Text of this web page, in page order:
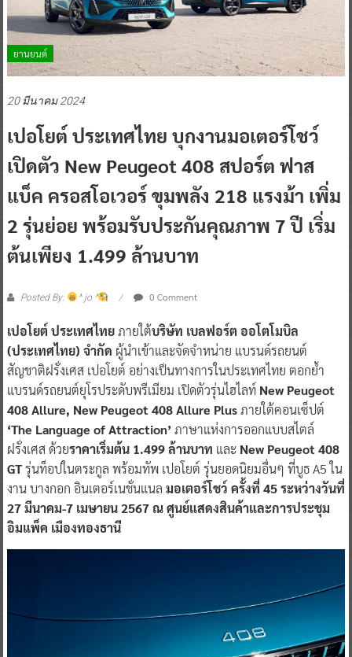
ยานยนต์
20 มีนาคม 2024
เปอโยต์ ประเทศไทย บุกงานมอเตอร์โชว์
เปิดตัว New Peugeot 408 สปอร์ต ฟาส
แบ็ค ครอสโอเวอร์ ขุมพลัง 218 แรงม้า เพิ่ม
2 รุ่นย่อย พร้อมรับประกันคุณภาพ 7 ปี เริ่ม
ต้นเพียง 1.499 ล้านบาท
Posted By: ^ jo ^ 0 Comment
เปอโยต์ ประเทศไทยภายใต้บริษัท เบลฟอร์ต ออโตโมบิล
(ประเทศไทย) จำกัด ผู้นำเข้าและจัดจำหน่าย แบรนด์รถยนต์
สัญชาติฝรั่งเศส เปอโยต์ อย่างเป็นทางการในประเทศไทย ตอกย้ำ
แบรนด์รถยนต์ยุโรประดับพรีเมียม เปิดตัวรุ่นไฮไลท์ New Peugeot
408 Allure, New Peugeot 408 Allure Plusภายใต้คอนเซ็ปต์
‘The Language of Attraction’ ภาษาแห่งการออกแบบสไตล์
ฝรั่งเศส ด้วยราคาเริ่มต้น 1.499 ล้านบาท และ New Peugeot 408
GTรุ่นท็อปในตระกูล พร้อมทัพ เปอโยต์ รุ่นยอดนิยมอื่นๆ ที่บูธ A5 ใน
งาน บางกอก อินเตอร์เนชั่นแนล มอเตอร์โชว์ ครั้งที่ 45 ระหว่างวันที่
27 มีนาคม-7 เมษายน 2567 ณ ศูนย์แสดงสินค้าและการประชุม
อิมแพ็ค เมืองทองธานี